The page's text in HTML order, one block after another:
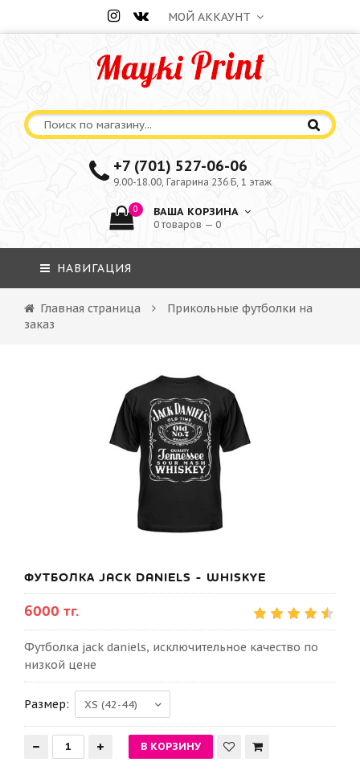
МОЙ АККАУНТ
+7 (701) 527-06-06
9.00-18.00, Гагарина 236 Б, 1 этаж
0 ВАША КОРЗИНА
0 товаров — 0
НАВИГАЦИЯ
Главная страница
Прикольные футболки на
заказ
ФУТБОЛКА JACK DANIELS - WHISKYE
6000 тг.
Футболка jack daniels, исключительное качество по
низкой цене
Размер: